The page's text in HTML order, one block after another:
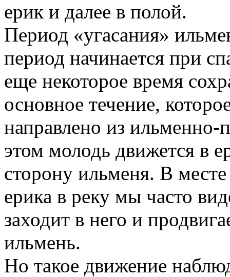
ерик и далее в полой.
Период «угасания»
период начинается при
еще некоторое время
основное течение,
направлено из
этом молодь движется в
сторону ильменя. В
ерика в реку мы часто
заходит в него и
ильмень.
Но такое движение